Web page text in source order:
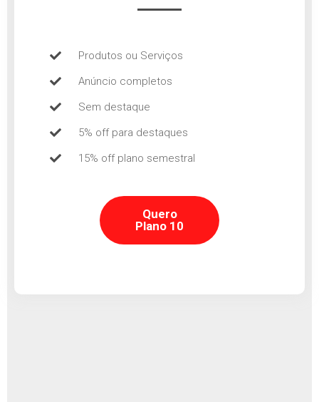
Produtos ou Serviços
Anúncio completos
Sem destaque
5% off para destaques
15% off plano semestral
Quero
Plano 10